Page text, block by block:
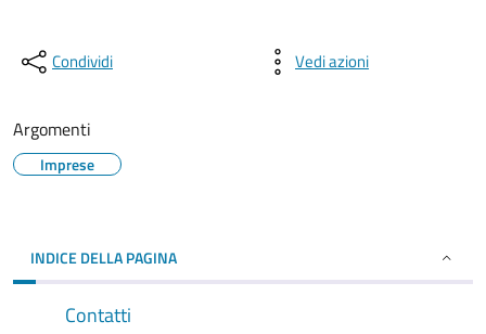
Condividi Vedi azioni
Argomenti
Imprese
INDICE DELLA PAGINA
Contatti